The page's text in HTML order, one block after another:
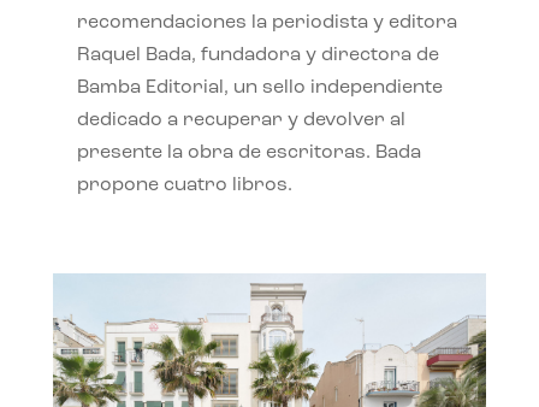
recomendaciones la periodista y editora
Raquel Bada, fundadora y directora de
Bamba Editorial, un sello independiente
dedicado a recuperar y devolver al
presente la obra de escritoras. Bada
propone cuatro libros.